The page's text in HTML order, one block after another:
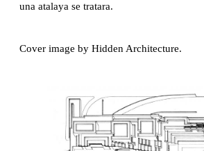
una atalaya se tratara.
Cover image by Hidden Architecture.